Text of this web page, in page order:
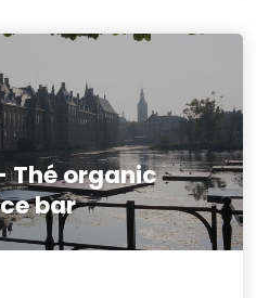
Thé organic
bar